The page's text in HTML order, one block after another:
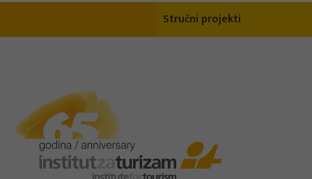
Stručni projekti